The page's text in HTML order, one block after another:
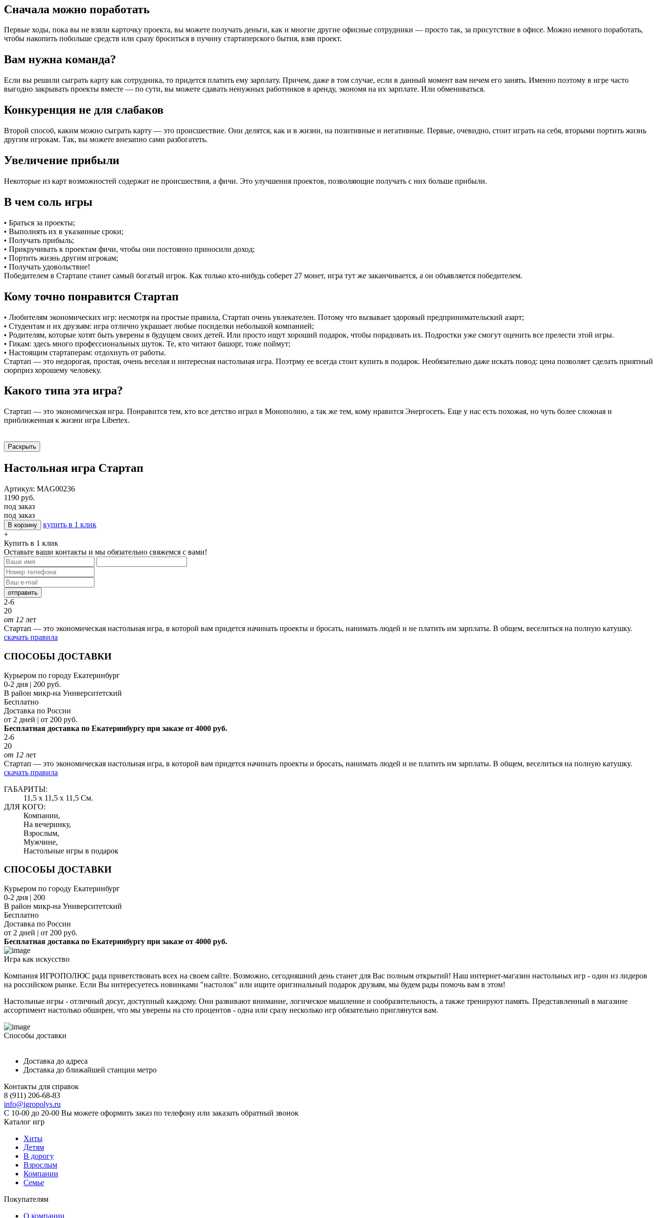
Сначала можно поработать
Первые ходы, пока вы не взяли карточку проекта, вы можете получать деньги, как и многие другие офисные сотрудники — просто так, за присутствие в офисе. Можно немного поработать,
чтобы накопить побольше средств или сразу броситься в пучину стартаперского бытия, взяв проект.
Вам нужна команда?
Если вы решили сыграть карту как сотрудника, то придется платить ему зарплату. Причем, даже в том случае, если в данный момент вам нечем его занять. Именно поэтому в игре часто
выгодно закрывать проекты вместе — по сути, вы можете сдавать ненужных работников в аренду, экономя на их зарплате. Или обмениваться.
Конкуренция не для слабаков
Второй способ, каким можно сыграть карту — это происшествие. Они делятся, как и в жизни, на позитивные и негативные. Первые, очевидно, стоит играть на себя, вторыми портить жизнь
другим игрокам. Так, вы можете внезапно сами разбогатеть.
Увеличение прибыли
Некоторые из карт возможностей содержат не происшествия, а фичи. Это улучшения проектов, позволяющие получать с них больше прибыли.
В чем соль игры
• Браться за проекты;
• Выполнять их в указанные сроки;
• Получать прибыль;
• Прикручивать к проектам фичи, чтобы они постоянно приносили доход;
• Портить жизнь другим игрокам;
• Получать удовольствие!
Победителем в Стартапе станет самый богатый игрок. Как только кто-нибудь соберет 27 монет, игра тут же заканчивается, а он объявляется победителем.
Кому точно понравится Стартап
• Любителям экономических игр: несмотря на простые правила, Стартап очень увлекателен. Потому что вызывает здоровый предпринимательский азарт;
• Студентам и их друзьям: игра отлично украшает любые посиделки небольшой компанией;
• Родителям, которые хотят быть уверены в будущем своих детей. Или просто ищут хороший подарок, чтобы порадовать их. Подростки уже смогут оценить все прелести этой игры.
• Гикам: здесь много профессиональных шуток. Те, кто читают башорг, тоже поймут;
• Настоящим стартаперам: отдохнуть от работы.
Стартап — это недорогая, простая, очень веселая и интересная настольная игра. Поэтрму ее всегда стоит купить в подарок. Необязательно даже искать повод: цена позволяет сделать приятный
сюрприз хорошему человеку.
Какого типа эта игра?
Стартап — это экономическая игра. Понравится тем, кто все детство играл в Монополию, а так же тем, кому нравится Энергосеть. Еще у нас есть похожая, но чуть более сложная и
приближенная к жизни игра Libertex.
Раскрыть
Настольная игра Стартап
Артикул: MAG00236
1190 руб.
под заказ
под заказ
В корзину
купить в 1 клик
+
Купить в 1 клик
Оставьте ваши контакты и мы обязательно свяжемся с вами!
отправить
2-6
20
от 12 лет
Стартап — это экономическая настольная игра, в которой вам придется начинать проекты и бросать, нанимать людей и не платить им зарплаты. В общем, веселиться на полную катушку.
скачать правила
СПОСОБЫ ДОСТАВКИ
Курьером по городу Екатеринбург
0-2 дня | 200 руб.
В район микр-на Университетский
Бесплатно
Доставка по России
от 2 дней | от 200 руб.
Бесплатная доставка по Екатеринбургу при заказе от 4000 руб.
2-6
20
от 12 лет
Стартап — это экономическая настольная игра, в которой вам придется начинать проекты и бросать, нанимать людей и не платить им зарплаты. В общем, веселиться на полную катушку.
скачать правила
ГАБАРИТЫ:
11,5 x 11,5 x 11,5 См.
ДЛЯ КОГО:
Компании,
На вечеринку,
Взрослым,
Мужчине,
Настольные игры в подарок
СПОСОБЫ ДОСТАВКИ
Курьером по городу Екатеринбург
0-2 дня | 200
В район микр-на Университетский
Бесплатно
Доставка по России
от 2 дней | от 200 руб.
Бесплатная доставка по Екатеринбургу при заказе от 4000 руб.
Игра как искусство
Компания ИГРОПОЛЮС рада приветствовать всех на своем сайте. Возможно, сегодняшний день станет для Вас полным открытий! Наш интернет-магазин настольных игр - один из лидеров
на российском рынке. Если Вы интересуетесь новинками "настолок" или ищите оригинальный подарок друзьям, мы будем рады помочь вам в этом!
Настольные игры - отличный досуг, доступный каждому. Они развивают внимание, логическое мышление и сообразительность, а также тренируют память. Представленный в магазине
ассортимент настолько обширен, что мы уверены на сто процентов - одна или сразу несколько игр обязательно приглянутся вам.
Способы доставки
Доставка до адреса
Доставка до ближайшей станции метро
Контакты для справок
8 (911) 206-68-83
info@igropolys.ru
С 10-00 до 20-00 Вы можете оформить заказ по телефону или заказать обратный звонок
Каталог игр
Хиты
Детям
В дорогу
Взрослым
Компании
Семье
Покупателям
О компании